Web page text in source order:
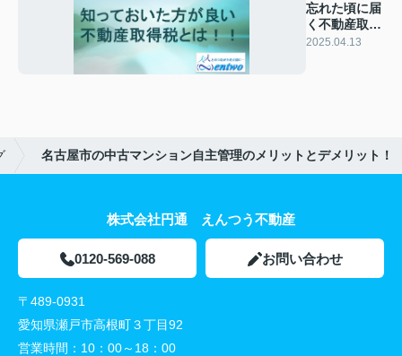
忘れた頃に届
く不動産取得
税 納付書
2025.04.13
名古屋市の中古マンション自主管理のメリットとデメリット！
株式会社円通 えんつう不動産
0120-569-088 お問い合わせ
〒489-0931
愛知県瀬戸市高根町３丁目92
営業時間： 10：00～18：00